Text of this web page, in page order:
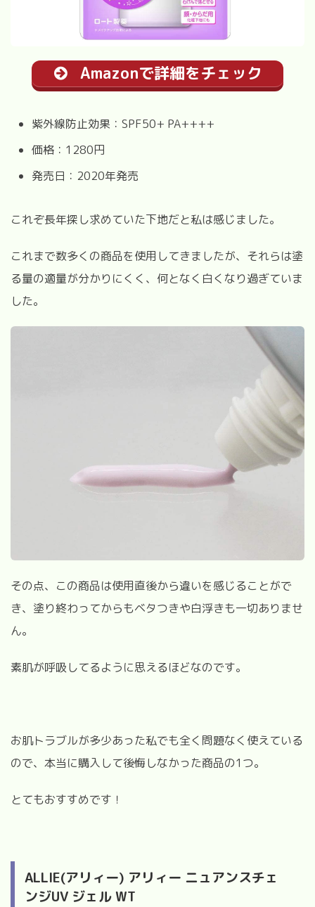
Amazonで詳細をチェック
紫外線防止効果：SPF50+ PA++++
価格：1280円
発売日：2020年発売
これぞ長年探し求めていた下地だと私は感じました。
これまで数多くの商品を使用してきましたが、それらは塗
る量の適量が分かりにくく、何となく白くなり過ぎていま
した。
その点、この商品は使用直後から違いを感じることがで
き、塗り終わってからもベタつきや白浮きも一切ありませ
ん。
素肌が呼吸してるように思えるほどなのです。
お肌トラブルが多少あった私でも全く問題なく使えている
ので、本当に購入して後悔しなかった商品の1つ。
とてもおすすめです！
ALLIE(アリィー) アリィー ニュアンスチェ
ンジUV ジェル WT